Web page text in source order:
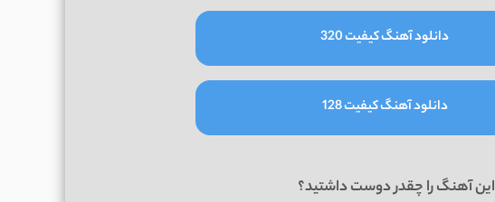
دانلود آهنگ کیفیت 320
دانلود آهنگ کیفیت 128
این آهنگ را چقدر دوست داشتید؟